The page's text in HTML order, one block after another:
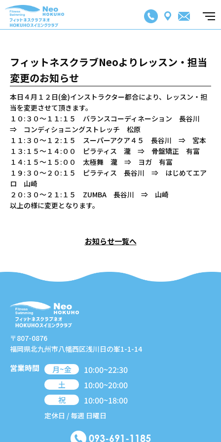
フィットネスクラブNeoよりレッスン・担当
変更のお知らせ
本日４月１２日(金)インストラクター都合により、レッスン・担
当を変更させて頂きます。
１０:３０～１１:１５ バランスコーディネーション 長谷川
⇒ コンディショニングストレッチ 松原
１１:３０～１２:１５ スーパーアクア４５ 長谷川 ⇒ 宮本
１３:１５～１４:００ ピラティス 瀧 ⇒ 骨盤矯正 有富
１４:１５～１５:００ 太極舞 瀧 ⇒ ヨガ 有富
１９:３０～２０:１５ ピラティス 長谷川 ⇒ はじめてエア
ロ 山崎
２０:３０～２１:１５ ZUMBA 長谷川 ⇒ 山崎
以上の様に変更となります。
お知らせ一覧へ
〒807-0876
福岡県北九州市八幡西区浅川日の峯1-1-14
営業時間 月~金 10:00~22:30
土 10:00~20:00
祝 10:00~18:00
定休日 / 毎週 日曜日
093-691-1185